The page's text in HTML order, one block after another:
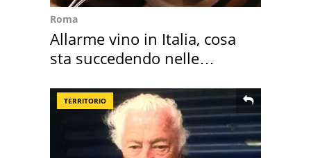
Roma
Allarme vino in Italia, cosa
sta succedendo nelle
TERRITORIO